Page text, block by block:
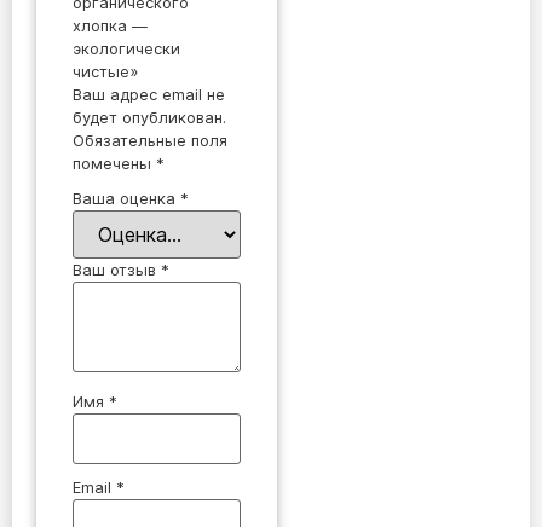
хлопка —
экологически
чистые»
Ваш адрес email не
будет опубликован.
Обязательные поля
помечены *
Ваша оценка *
Ваш отзыв *
Имя *
Email *